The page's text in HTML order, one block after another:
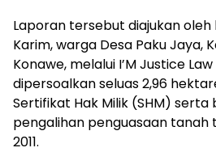
Laporan tersebut diajukan oleh
Karim, warga Desa Paku Jaya,
Konawe, melalui I’M Justice
dipersoalkan seluas 2,96
Sertifikat Hak Milik (SHM) serta
pengalihan penguasaan
2011.